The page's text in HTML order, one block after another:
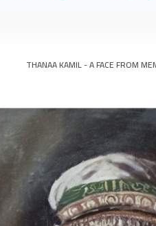
THANAA KAMIL - A FACE FROM